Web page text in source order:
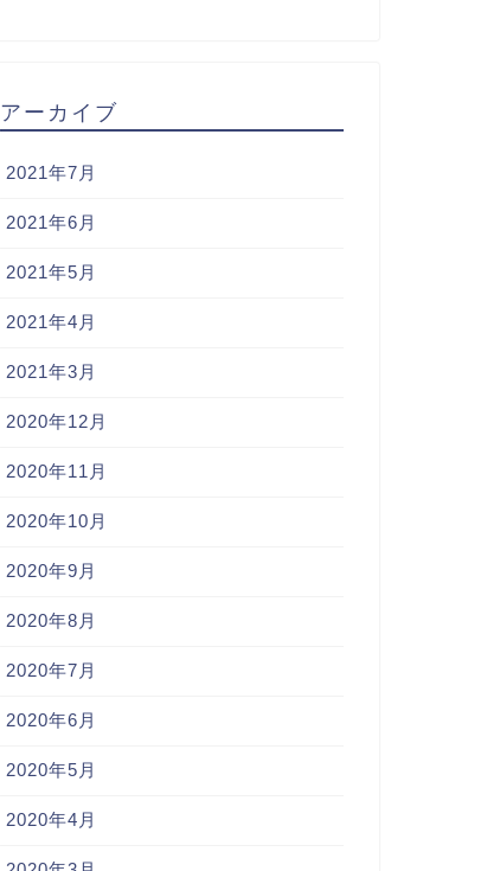
アーカイブ
2021年7月
2021年6月
2021年5月
2021年4月
2021年3月
2020年12月
2020年11月
2020年10月
2020年9月
2020年8月
2020年7月
2020年6月
2020年5月
2020年4月